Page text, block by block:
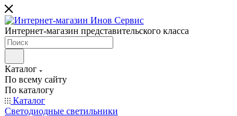
Интернет-магазин представительского класса
Каталог
По всему сайту
По каталогу
Каталог
Светодиодные светильники